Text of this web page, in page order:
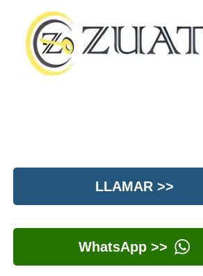
LLAMAR >>
WhatsApp >>